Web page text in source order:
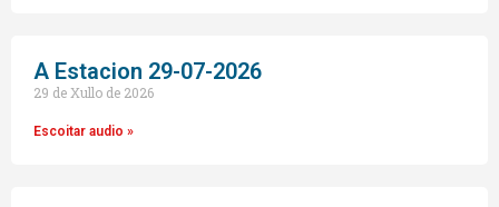
A Estacion 29-07-2026
29 de Xullo de 2026
Escoitar audio »